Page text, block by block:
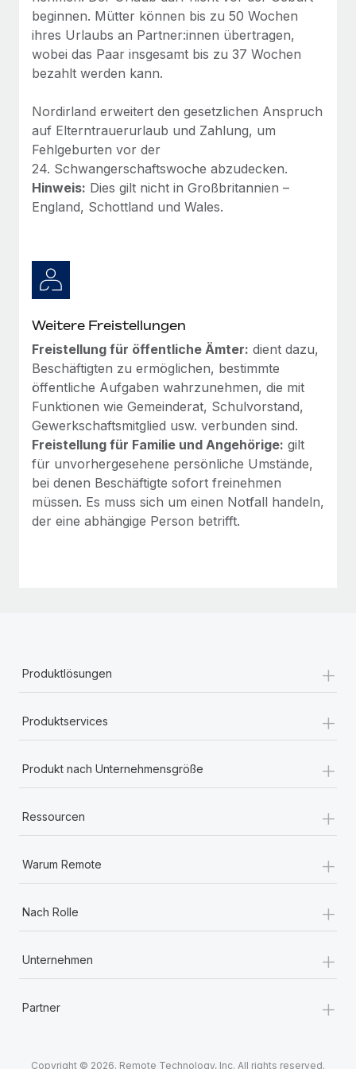
Mehr erfahren
beginnen. Mütter können bis zu 50 Wochen
ihres Urlaubs an Partner:innen übertragen,
wobei das Paar insgesamt bis zu 37 Wochen
bezahlt werden kann.
Nordirland erweitert den gesetzlichen Anspruch
auf Elterntrauerurlaub und Zahlung, um
Fehlgeburten vor der
24. Schwangerschaftswoche abzudecken.
Hinweis: Dies gilt nicht in Großbritannien –
England, Schottland und Wales.
Weitere Freistellungen
Freistellung für öffentliche Ämter: dient dazu,
Beschäftigten zu ermöglichen, bestimmte
öffentliche Aufgaben wahrzunehmen, die mit
Funktionen wie Gemeinderat, Schulvorstand,
Gewerkschaftsmitglied usw. verbunden sind.
Freistellung für Familie und Angehörige: gilt
für unvorhergesehene persönliche Umstände,
bei denen Beschäftigte sofort freinehmen
müssen. Es muss sich um einen Notfall handeln,
der eine abhängige Person betrifft.
Produktlösungen +
Produktservices +
Produkt nach Unternehmensgröße +
Ressourcen +
Warum Remote +
Nach Rolle +
Unternehmen +
Partner +
Copyright © 2026. Remote Technology, Inc. All rights reserved.